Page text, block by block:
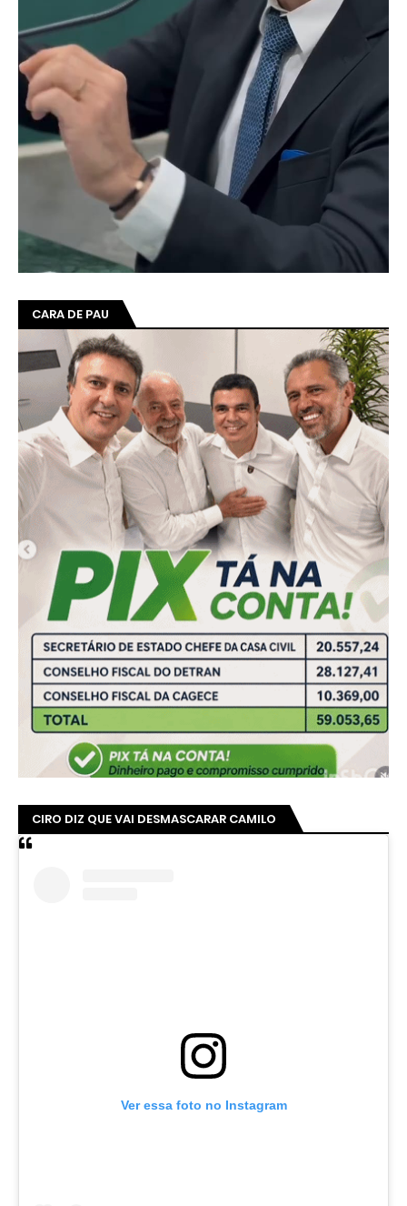
CARA DE PAU
CIRO DIZ QUE VAI DESMASCARAR CAMILO
Ver essa foto no Instagram